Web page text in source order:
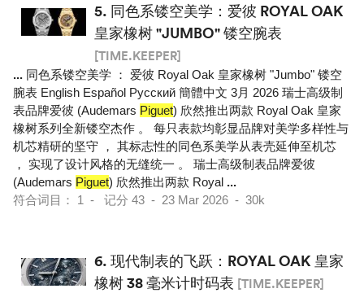
5. 同色系镂空美学：爱彼 ROYAL OAK
皇家橡树 "JUMBO" 镂空腕表
[TIME.KEEPER]
... 同色系镂空美学 ： 爱彼 Royal Oak 皇家橡树 "Jumbo" 镂空
腕表 English Español Pусский 簡體中文 3月 2026 瑞士高级制
表品牌爱彼 (Audemars Piguet) 欣然推出两款 Royal Oak 皇家
橡树系列全新镂空杰作 。 每只表款均彰显品牌对美学多样性与
机芯精研的坚守 ， 其标志性的同色系美学从表壳延伸至机芯
， 实现了设计风格的无缝统一 。 瑞士高级制表品牌爱彼
(Audemars Piguet) 欣然推出两款 Royal ...
符合词目： 1 - 记分 43 - 23 Mar 2026 - 30k
6. 现代制表的飞跃：ROYAL OAK 皇家
橡树 38 毫米计时码表 [TIME.KEEPER]